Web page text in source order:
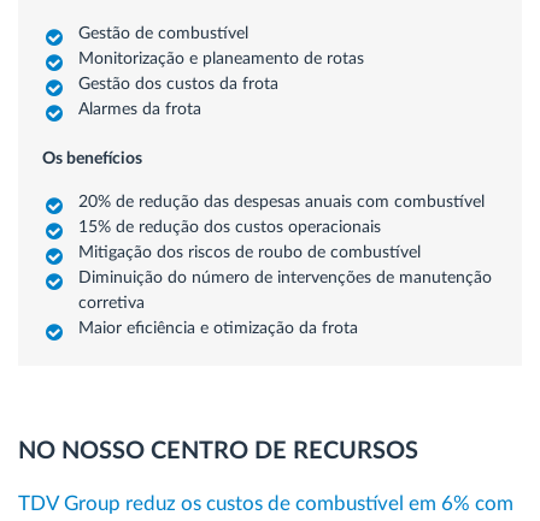
Gestão de combustível
Monitorização e planeamento de rotas
Gestão dos custos da frota
Alarmes da frota
Os benefícios
20% de redução das despesas anuais com combustível
15% de redução dos custos operacionais
Mitigação dos riscos de roubo de combustível
Diminuição do número de intervenções de manutenção
corretiva
Maior eficiência e otimização da frota
NO NOSSO CENTRO DE RECURSOS
TDV Group reduz os custos de combustível em 6% com